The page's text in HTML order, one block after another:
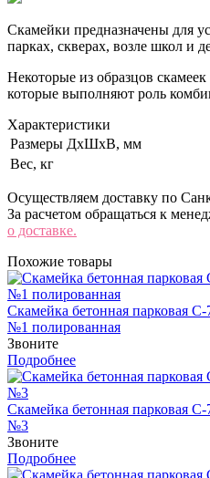
Скамейки предназначены для
парках, скверах, возле школ и
Некоторые из образцов
которые выполняют роль
Характеристики
Размеры ДхШхВ, мм
Вес, кг
Осуществляем доставку по
За расчетом обращаться к
о доставке.
Похожие товары
Скамейка бетонная парковая
№1 полированная
Звоните
Подробнее
Скамейка бетонная парковая
№3
Звоните
Подробнее